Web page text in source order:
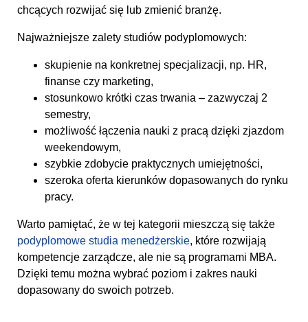
chcących rozwijać się lub zmienić branżę.
Najważniejsze zalety studiów podyplomowych:
skupienie na konkretnej specjalizacji, np. HR,
finanse czy marketing,
stosunkowo krótki czas trwania – zazwyczaj 2
semestry,
możliwość łączenia nauki z pracą dzięki zjazdom
weekendowym,
szybkie zdobycie praktycznych umiejętności,
szeroka oferta kierunków dopasowanych do rynku
pracy.
Warto pamiętać, że w tej kategorii mieszczą się także
podyplomowe studia menedżerskie, które rozwijają
kompetencje zarządcze, ale nie są programami MBA.
Dzięki temu można wybrać poziom i zakres nauki
dopasowany do swoich potrzeb.